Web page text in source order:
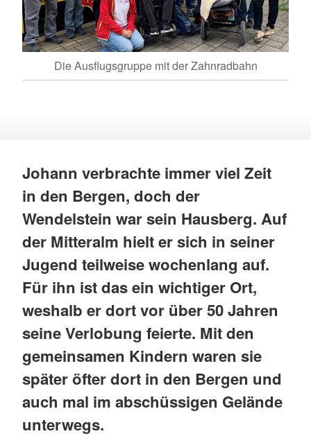
Die Ausflugsgruppe mit der Zahnradbahn
Johann verbrachte immer viel Zeit
in den Bergen, doch der
Wendelstein war sein Hausberg. Auf
der Mitteralm hielt er sich in seiner
Jugend teilweise wochenlang auf.
Für ihn ist das ein wichtiger Ort,
weshalb er dort vor über 50 Jahren
seine Verlobung feierte. Mit den
gemeinsamen Kindern waren sie
später öfter dort in den Bergen und
auch mal im abschüssigen Gelände
unterwegs.